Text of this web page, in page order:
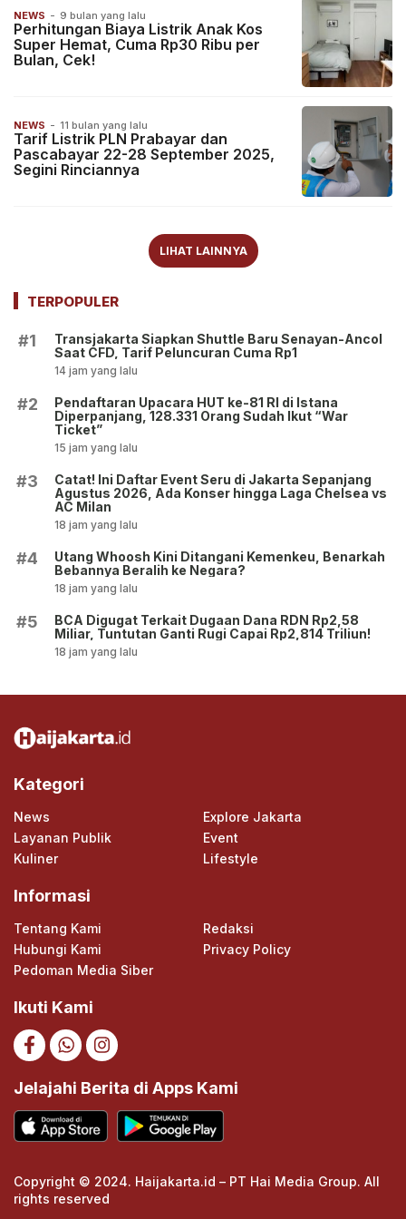
NEWS - 9 bulan yang lalu
Perhitungan Biaya Listrik Anak Kos
Super Hemat, Cuma Rp30 Ribu per
Bulan, Cek!
NEWS - 11 bulan yang lalu
Tarif Listrik PLN Prabayar dan
Pascabayar 22-28 September 2025,
Segini Rinciannya
LIHAT LAINNYA
TERPOPULER
#1
Transjakarta Siapkan Shuttle Baru Senayan-Ancol
Saat CFD, Tarif Peluncuran Cuma Rp1
14 jam yang lalu
#2
Pendaftaran Upacara HUT ke-81 RI di Istana
Diperpanjang, 128.331 Orang Sudah Ikut “War
Ticket”
15 jam yang lalu
#3
Catat! Ini Daftar Event Seru di Jakarta Sepanjang
Agustus 2026, Ada Konser hingga Laga Chelsea vs
AC Milan
18 jam yang lalu
#4
Utang Whoosh Kini Ditangani Kemenkeu, Benarkah
Bebannya Beralih ke Negara?
18 jam yang lalu
#5
BCA Digugat Terkait Dugaan Dana RDN Rp2,58
Miliar, Tuntutan Ganti Rugi Capai Rp2,814 Triliun!
18 jam yang lalu
Kategori
News
Explore Jakarta
Layanan Publik
Event
Kuliner
Lifestyle
Informasi
Tentang Kami
Redaksi
Hubungi Kami
Privacy Policy
Pedoman Media Siber
Ikuti Kami
Jelajahi Berita di Apps Kami
Copyright © 2024. Haijakarta.id – PT Hai Media Group. All
rights reserved